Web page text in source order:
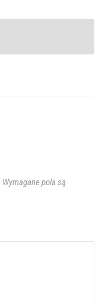
Wymagane pola są